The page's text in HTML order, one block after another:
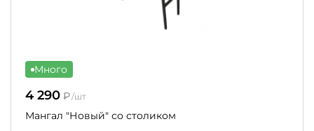
Много
4 290 ₽/шт
Мангал "Новый" со столиком